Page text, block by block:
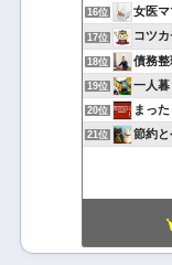
16位 女医マ
17位 コツ
18位 債務整理
19位 一人
20位 まっ
21位 節約と